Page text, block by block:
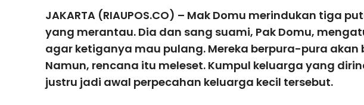
JAKARTA (RIAUPOS.CO) – Mak Domu merindukan tiga
yang merantau. Dia dan sang suami, Pak Domu,
agar ketiganya mau pulang. Mereka berpura-pura akan
Namun, rencana itu meleset. Kumpul keluarga yang
justru jadi awal perpecahan keluarga kecil tersebut.